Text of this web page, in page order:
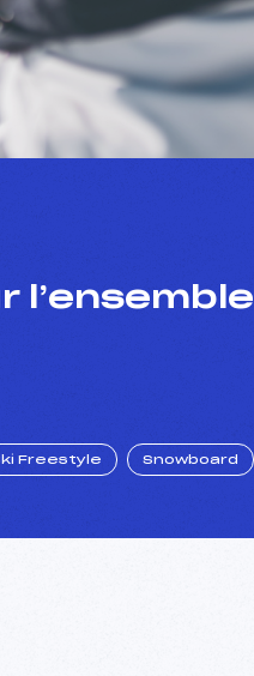
l’ensemble
Freestyle Snowboard